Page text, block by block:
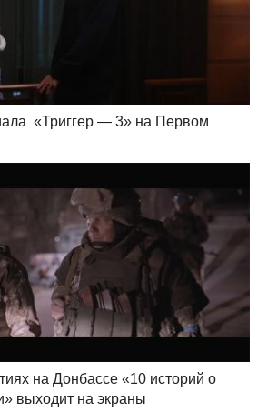
«Триггер — 3» на Первом
на Донбассе «10 историй о
выходит на экраны